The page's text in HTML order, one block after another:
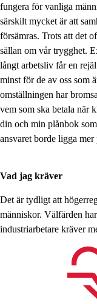
fungera för vanliga
särskilt mycket är att
försämras. Trots att det
sällan om vår trygghet.
långt arbetsliv får en
minst för de av oss som
omställningen har
vem som ska betala när
din och min plånbok
ansvaret borde ligga
Vad jag kräver
Det är tydligt att
människor. Välfärden
industriarbetare kräver